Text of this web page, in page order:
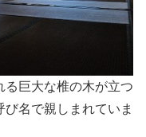
る巨大な椎の木が立つ
名で親しまれていま